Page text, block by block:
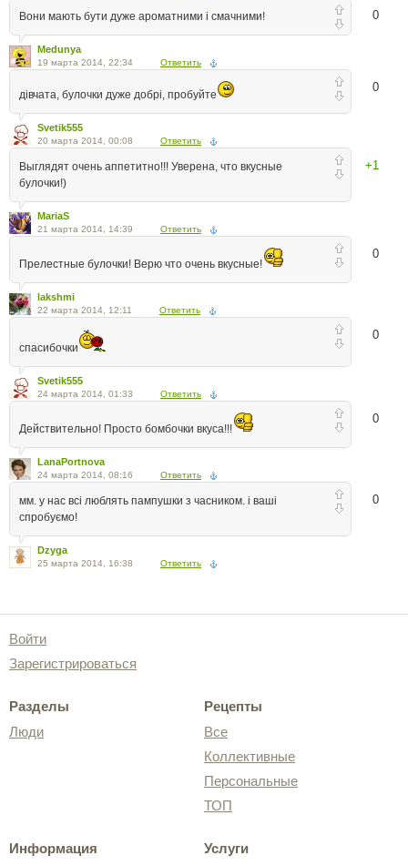
0
Вони мають бути дуже ароматними і смачними!
Medunya
19 марта 2014, 22:34 Ответить
0
дiвчата, булочки дуже добрi, пробуйте
Svetik555
20 марта 2014, 00:08 Ответить
+1
Выглядят очень аппетитно!!! Уверена, что вкусные
булочки!)
MariaS
21 марта 2014, 14:39 Ответить
0
Прелестные булочки! Верю что очень вкусные!
lakshmi
22 марта 2014, 12:11 Ответить
0
спасибочки
Svetik555
24 марта 2014, 01:33 Ответить
0
Действительно! Просто бомбочки вкуса!!!
LanaPortnova
24 марта 2014, 08:16 Ответить
0
мм. у нас всі люблять пампушки з часником. і ваші
спробуємо!
Dzyga
25 марта 2014, 16:38 Ответить
Войти
Зарегистрироваться
Разделы
Люди
Рецепты
Все
Коллективные
Персональные
ТОП
Информация Услуги